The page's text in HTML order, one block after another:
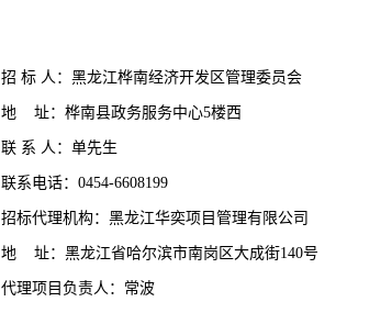
招 标 人： 黑龙江桦南经济开发区管理委员会
地 址：桦南县政务服务中心5楼西
联 系 人： 单先生
联系电话： 0454-6608199
招标代理机构：黑龙江华奕项目管理有限公司
地 址： 黑龙江省哈尔滨市南岗区大成街140号
代理项目负责人： 常波